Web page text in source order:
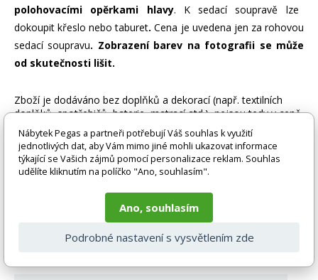
polohovacími opěrkami hlavy. K sedací soupravě lze
dokoupit křeslo nebo taburet.Cena je uvedena jen za rohovou
sedací soupravu. Zobrazení barev na fotografii se může
od skutečnosti lišit.
Zboží je dodáváno bez doplňků a dekorací (např. textilních
doplňků, spotřebičů, baterie, matrací atd.), nejsou tedy v ceně.
Pokud není uvedeno jinak. Většinou je zboží dodáváno v
demontovaném stavu, dle charakteru zboží. Fotografie mohou
být i ilustrační a barva produktu nemusí odpovídat skutečnosti
vlivem nastavení monitoru a převodem do el. podoby. V
případě nejasností kontaktujte naše klientské centrum
pegas@nabytek-pegas.cz či volejte 777244446.
Technické parametry
Nábytek Pegas a partneři potřebují Váš souhlas k využití
jednotlivých dat, aby Vám mimo jiné mohli ukazovat informace
týkající se Vašich zájmů pomocí personalizace reklam. Souhlas
udělíte kliknutím na políčko "Ano, souhlasím".
Ano, souhlasím
Podrobné nastavení s vysvětlením zde